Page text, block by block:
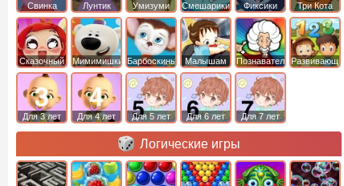
Свинка
Пеппа
Лунтик Умизуми Смешарики Фиксики Три Кота
Сказочный
патруль
Мимимишки Барбоскины Малышам ПознавательныеРазвивающие
Для 3 лет Для 4 лет Для 5 лет Для 6 лет Для 7 лет
Логические игры